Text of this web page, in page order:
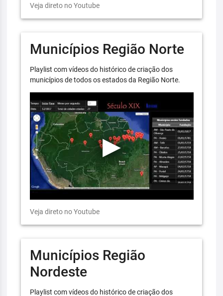
Veja direto no Youtube
Municípios Região Norte
Playlist com vídeos do histórico de criação dos
municípios de todos os estados da Região Norte.
Veja direto no Youtube
Municípios Região
Nordeste
Playlist com vídeos do histórico de criação dos